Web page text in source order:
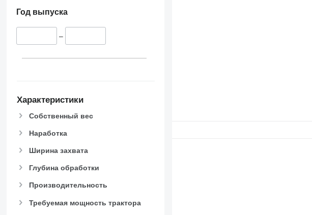
Год выпуска
–
Характеристики
Собственный вес
Наработка
Ширина захвата
Глубина обработки
Производительность
Требуемая мощность трактора